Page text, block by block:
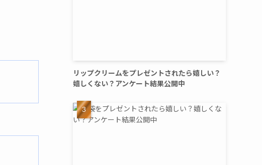
リップクリームをプレゼントされたら嬉しい？
嬉しくない？アンケート結果公開中